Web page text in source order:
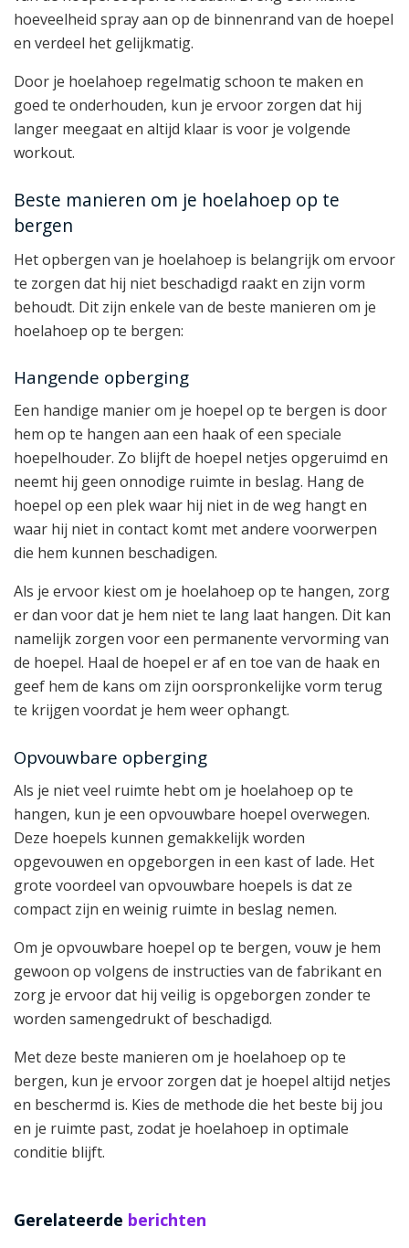
hoeveelheid spray aan op de binnenrand van de hoepel
en verdeel het gelijkmatig.
Door je hoelahoep regelmatig schoon te maken en
goed te onderhouden, kun je ervoor zorgen dat hij
langer meegaat en altijd klaar is voor je volgende
workout.
Beste manieren om je hoelahoep op te
bergen
Het opbergen van je hoelahoep is belangrijk om ervoor
te zorgen dat hij niet beschadigd raakt en zijn vorm
behoudt. Dit zijn enkele van de beste manieren om je
hoelahoep op te bergen:
Hangende opberging
Een handige manier om je hoepel op te bergen is door
hem op te hangen aan een haak of een speciale
hoepelhouder. Zo blijft de hoepel netjes opgeruimd en
neemt hij geen onnodige ruimte in beslag. Hang de
hoepel op een plek waar hij niet in de weg hangt en
waar hij niet in contact komt met andere voorwerpen
die hem kunnen beschadigen.
Als je ervoor kiest om je hoelahoep op te hangen, zorg
er dan voor dat je hem niet te lang laat hangen. Dit kan
namelijk zorgen voor een permanente vervorming van
de hoepel. Haal de hoepel er af en toe van de haak en
geef hem de kans om zijn oorspronkelijke vorm terug
te krijgen voordat je hem weer ophangt.
Opvouwbare opberging
Als je niet veel ruimte hebt om je hoelahoep op te
hangen, kun je een opvouwbare hoepel overwegen.
Deze hoepels kunnen gemakkelijk worden
opgevouwen en opgeborgen in een kast of lade. Het
grote voordeel van opvouwbare hoepels is dat ze
compact zijn en weinig ruimte in beslag nemen.
Om je opvouwbare hoepel op te bergen, vouw je hem
gewoon op volgens de instructies van de fabrikant en
zorg je ervoor dat hij veilig is opgeborgen zonder te
worden samengedrukt of beschadigd.
Met deze beste manieren om je hoelahoep op te
bergen, kun je ervoor zorgen dat je hoepel altijd netjes
en beschermd is. Kies de methode die het beste bij jou
en je ruimte past, zodat je hoelahoep in optimale
conditie blijft.
Gerelateerde berichten